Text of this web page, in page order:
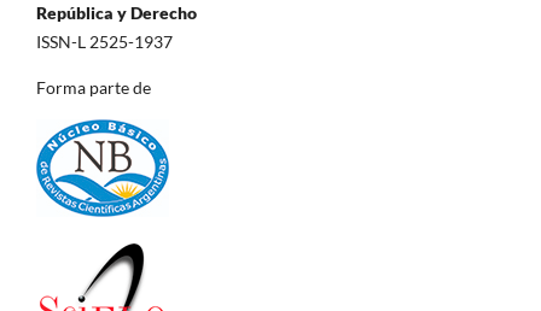
República y Derecho
ISSN-L 2525-1937
Forma parte de